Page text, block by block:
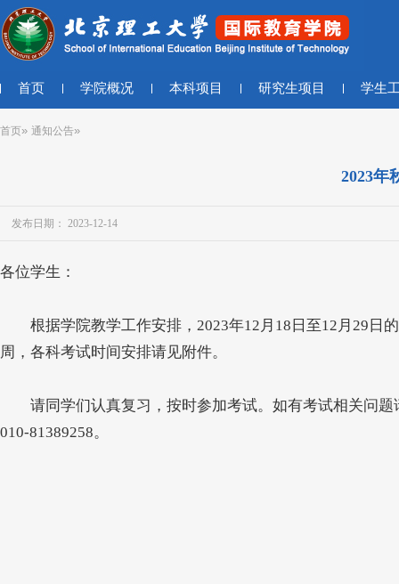
首页 学院概况 本科项目 研究生项目 学生
首页» 通知公告»
2023年
发布日期： 2023-12-14
各位学生：
根据学院教学工作安排，2023年12月18日至12月29日
周，各科考试时间安排请见附件。
请同学们认真复习，按时参加考试。如有考试相关问题
010-81389258。